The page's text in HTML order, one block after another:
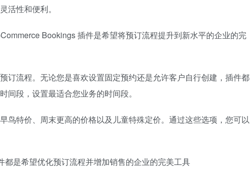
活性和便利。
Bookings 插件是希望将预订流程提升到新水平的企业的完
订流程。无论您是喜欢设置固定预约还是允许客户自行创建，插件都
段，设置最适合您业务的时间段。
鸟特价、周末更高的价格以及儿童特殊定价。通过这些选项，您可以
是希望优化预订流程并增加销售的企业的完美工具